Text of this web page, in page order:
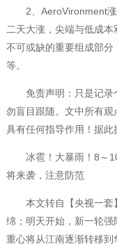
2、AeroVironment涨
二天大涨，尖端与低成
不可或缺的重要组成部
等。
免责声明：只是记录
勿盲目跟随。文中所有
具有任何指导作用！据此
冰雹！大暴雨！8～10
将来袭，注意防范
本文转自【央视一套
绵；明天开始，新一轮
重心将从江南逐渐转移